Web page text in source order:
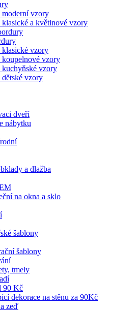
vzory
a květinové vzory
vzory
vzory
vzory
vzory
dveří
nábytku
a dlažba
na okna a sklo
šablony
šablony
tmely
90 Kč
dekorace na stěnu za 90Kč
zeď